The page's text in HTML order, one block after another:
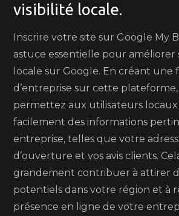
visibilité locale.
Inscrire votre site sur Google My
astuce essentielle pour améliorer
locale sur Google. En créant une
d’entreprise sur cette
permettez aux utilisateurs
facilement des informations
entreprise, telles que votre
d’ouverture et vos avis clients.
grandement contribuer à attirer
potentiels dans votre région et à
présence en ligne de votre